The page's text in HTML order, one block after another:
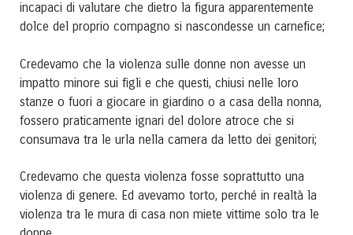
incapaci di valutare che dietro la figura apparentemente
dolce del proprio compagno si nascondesse un carnefice;
Credevamo che la violenza sulle donne non avesse un
impatto minore sui figli e che questi, chiusi nelle loro
stanze o fuori a giocare in giardino o a casa della nonna,
fossero praticamente ignari del dolore atroce che si
consumava tra le urla nella camera da letto dei genitori;
Credevamo che questa violenza fosse soprattutto una
violenza di genere. Ed avevamo torto, perché in realtà la
violenza tra le mura di casa non miete vittime solo tra le